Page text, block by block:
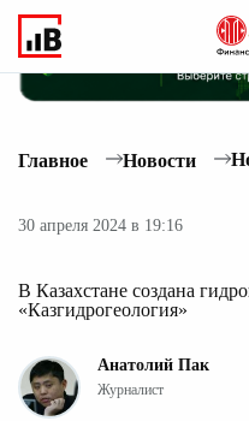
Главное Новости
30 апреля 2024 в 19:16
В Казахстане создана
«Казгидрогеология»
Анатолий Пак
Журналист